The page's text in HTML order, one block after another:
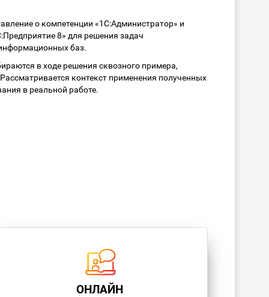
о компетенции «1С:Администратор» и
8» для решения задач
баз.
в ходе решения сквозного примера,
контекст применения полученных
в реальной работе.
ОНЛАЙН